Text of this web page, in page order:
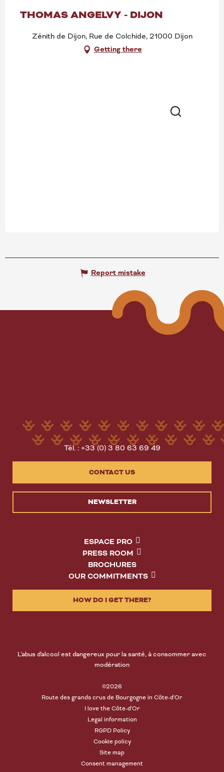
THOMAS ANGELVY - DIJON
Zénith de Dijon, Rue de Colchide, 21000 Dijon
Getting there
Report mistake
Tél. : +33 (0) 3 80 63 69 49
CONTACT US
NEWSLETTER
ESPACE PRO
PRESS ROOM
BROCHURES
OUR COMMITMENTS
HOW DO I GET THERE?
L'abus d'alcool est dangereux pour la santé, à consommer avec
modération
©2026
Route des grands crus de Bourgogne in Côte-d'Or
I love the Côte-d'Or
Legal information
RGPD Policy
Cookie policy
Site map
Consent management